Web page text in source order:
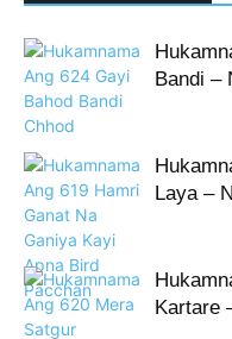
Bandi –
Laya –
Kartare